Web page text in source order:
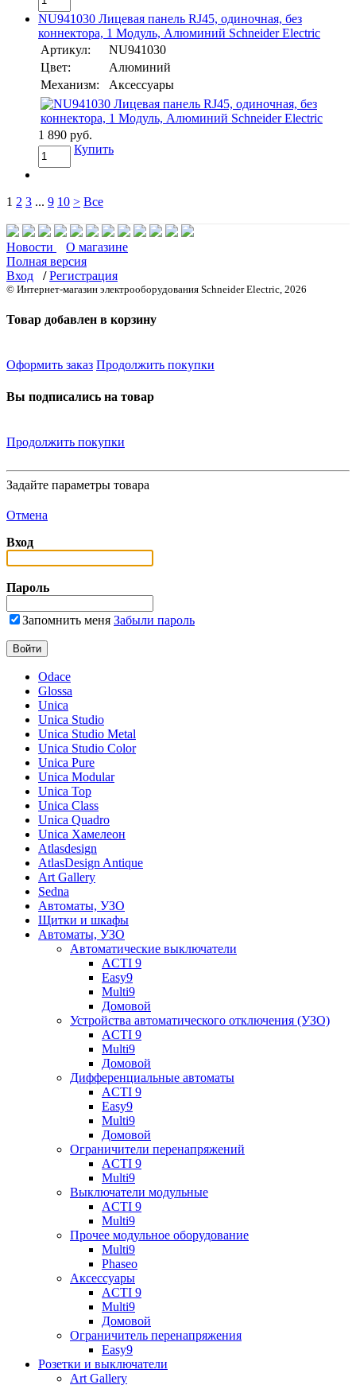
NU941030 Лицевая панель RJ45, одиночная, без
коннектора, 1 Модуль, Алюминий Schneider Electric
Артикул:
NU941030
Цвет:
Алюминий
Механизм:
Аксессуары
1 890 руб.
Купить
1 2 3 ... 9 10 > Все
Новости
О магазине
Полная версия
Вход
/ Регистрация
© Интернет-магазин электрооборудования Schneider Electric, 2026
Товар добавлен в корзину
Оформить заказ Продолжить покупки
Вы подписались на товар
Продолжить покупки
Задайте параметры товара
Отмена
Вход
Пароль
Запомнить меня Забыли пароль
Odace
Glossa
Unica
Unica Studio
Unica Studio Metal
Unica Studio Color
Unica Pure
Unica Modular
Unica Top
Unica Class
Unica Quadro
Unica Хамелеон
Atlasdesign
AtlasDesign Antique
Art Gallery
Sedna
Автоматы, УЗО
Щитки и шкафы
Автоматы, УЗО
Автоматические выключатели
ACTI 9
Easy9
Multi9
Домовой
Устройства автоматического отключения (УЗО)
ACTI 9
Multi9
Домовой
Дифференциальные автоматы
ACTI 9
Easy9
Multi9
Домовой
Ограничители перенапряжений
ACTI 9
Multi9
Выключатели модульные
ACTI 9
Multi9
Прочее модульное оборудование
Multi9
Phaseo
Аксессуары
ACTI 9
Multi9
Домовой
Ограничитель перенапряжения
Easy9
Розетки и выключатели
Art Gallery